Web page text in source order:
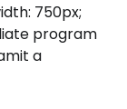
750px;
program
a